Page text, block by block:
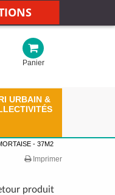
Panier
URBAIN &
- 37M2
Imprimer
produit